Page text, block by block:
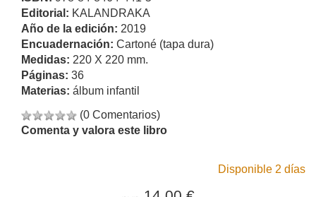
Editorial: KALANDRAKA
Año de la edición: 2019
Encuadernación: Cartoné (tapa dura)
Medidas: 220 X 220 mm.
Páginas: 36
Materias: álbum infantil
(0 Comentarios)
Comenta y valora este libro
Disponible 2 días